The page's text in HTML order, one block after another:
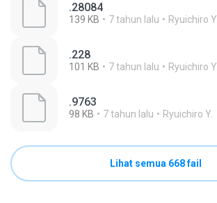
.28084
139 KB 7 tahun lalu Ryuichiro Y.
.228
101 KB 7 tahun lalu Ryuichiro Y.
.9763
98 KB 7 tahun lalu Ryuichiro Y.
Lihat semua 668 fail